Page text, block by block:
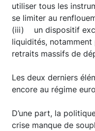
utiliser tous les
se limiter au
(iii) un dispositif
liquidités, notamment
retraits massifs de
Les deux derniers
encore au régime
D’une part, la
crise manque de